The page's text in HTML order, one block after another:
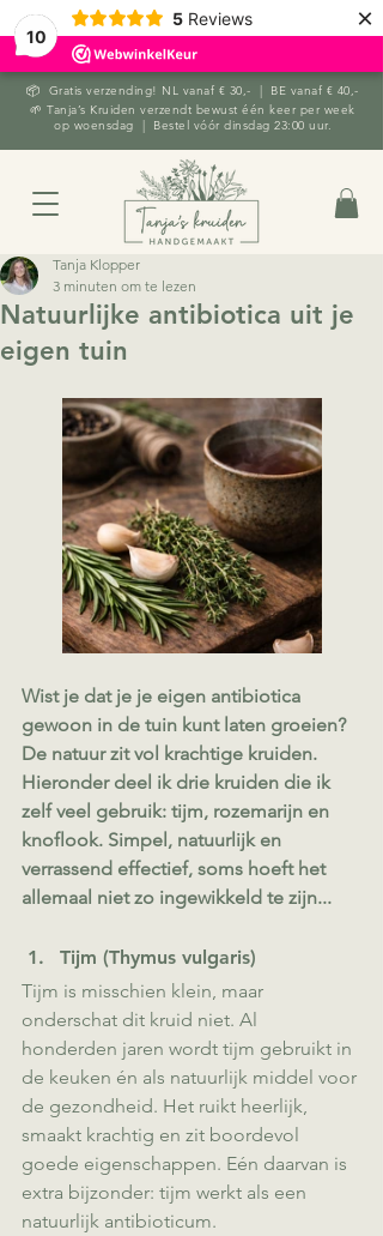
10
5 Reviews ×
📦 Gratis verzending! NL vanaf € 30,- | BE vanaf € 40,-
🌱 Tanja’s Kruiden verzendt bewust één keer per week
op woensdag | Bestel vóór dinsdag 23:00 uur.
Natuurlijke antibiotica uit je
eigen tuin
Tanja Klopper
3 minuten om te lezen
Wist je dat je je eigen antibiotica
gewoon in de tuin kunt laten groeien?
De natuur zit vol krachtige kruiden.
Hieronder deel ik drie kruiden die ik
zelf veel gebruik: tijm, rozemarijn en
knoflook. Simpel, natuurlijk en
verrassend effectief, soms hoeft het
allemaal niet zo ingewikkeld te zijn...
Tijm (Thymus vulgaris)
Tijm is misschien klein, maar
onderschat dit kruid niet. Al
honderden jaren wordt tijm gebruikt in
de keuken én als natuurlijk middel voor
de gezondheid. Het ruikt heerlijk,
smaakt krachtig en zit boordevol
goede eigenschappen. Eén daarvan is
extra bijzonder: tijm werkt als een
natuurlijk antibioticum.